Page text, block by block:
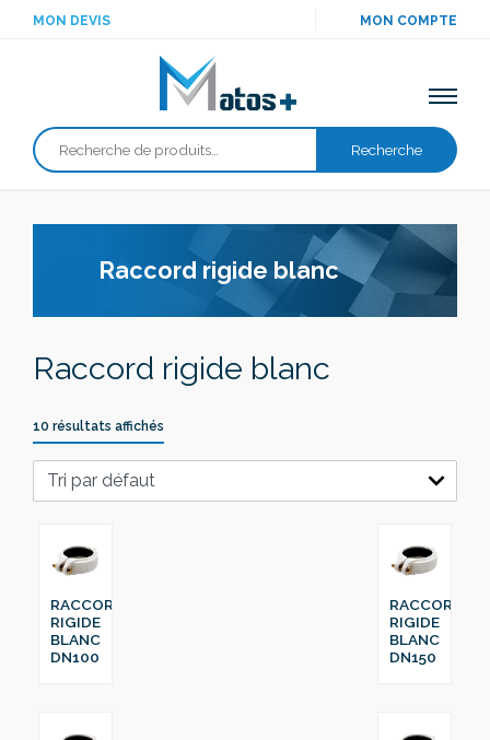
MON DEVIS MON COMPTE
Recherche
Recherche
Raccord rigide blanc
Raccord rigide blanc
10 résultats affichés
RACCORD
RIGIDE
BLANC
DN100
RACCORD
RIGIDE
BLANC
DN150